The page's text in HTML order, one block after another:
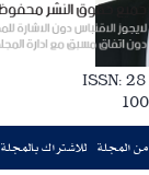
من المجلة للاشتراك بالمجلة